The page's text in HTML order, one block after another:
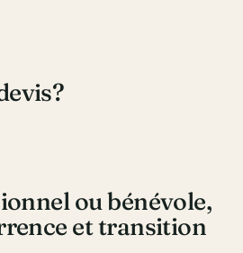
ou bénévole,
et transition